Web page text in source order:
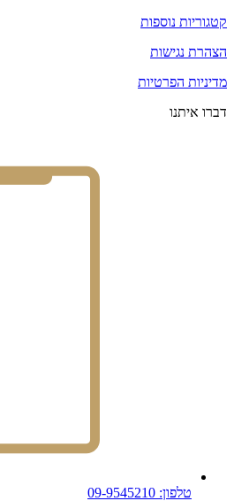
קטגוריות נוספות
הצהרת נגישות
מדיניות הפרטיות
דברו איתנו
טלפון: 09-9545210